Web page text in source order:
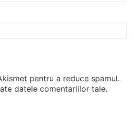
pentru a reduce spamul.
datele comentariilor tale.